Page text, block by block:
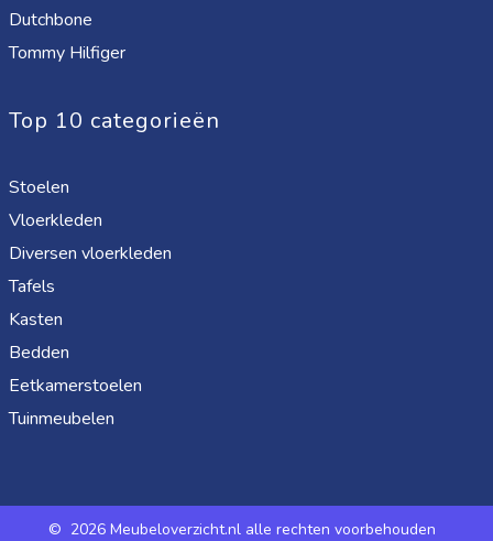
Dutchbone
Tommy Hilfiger
Top 10 categorieën
Stoelen
Vloerkleden
Diversen vloerkleden
Tafels
Kasten
Bedden
Eetkamerstoelen
Tuinmeubelen
© 2026 Meubeloverzicht.nl alle rechten voorbehouden